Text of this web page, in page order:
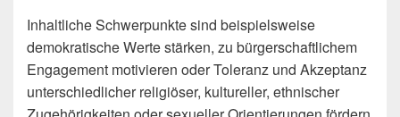
Inhaltliche Schwerpunkte sind beispielsweise
demokratische Werte stärken, zu bürgerschaftlichem
Engagement motivieren oder Toleranz und Akzeptanz
unterschiedlicher religiöser, kultureller, ethnischer